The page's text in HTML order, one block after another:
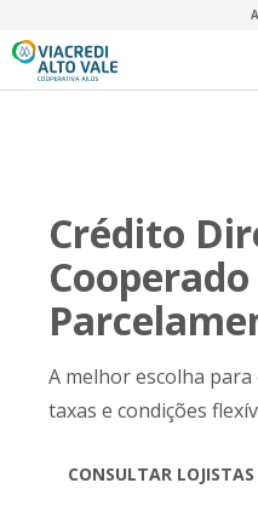
Crédito
Cooperado
A melhor escolha
taxas e condições
CONSULTAR LOJISTAS